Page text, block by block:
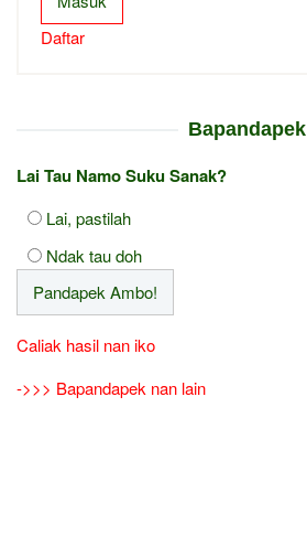
Daftar
Bapandapek
Lai Tau Namo Suku Sanak?
Lai, pastilah
Ndak tau doh
Caliak hasil nan iko
->>> Bapandapek nan lain